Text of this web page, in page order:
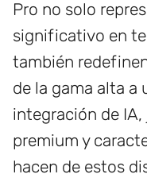
Pro no solo
significativo en
también
de la gama alta
integración de
premium y
hacen de estos